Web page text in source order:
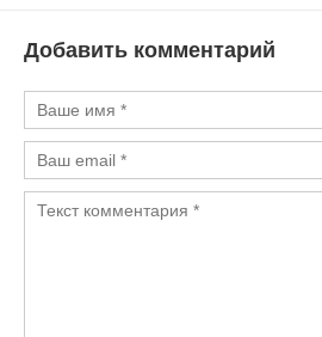
Добавить комментарий